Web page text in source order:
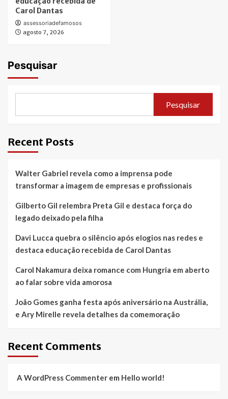
Carol Dantas
assessoriadefamosos
agosto 7, 2026
Pesquisar
Pesquisar
Recent Posts
Walter Gabriel revela como a imprensa pode
transformar a imagem de empresas e profissionais
Gilberto Gil relembra Preta Gil e destaca força do
legado deixado pela filha
Davi Lucca quebra o silêncio após elogios nas redes e
destaca educação recebida de Carol Dantas
Carol Nakamura deixa romance com Hungria em aberto
ao falar sobre vida amorosa
João Gomes ganha festa após aniversário na Austrália,
e Ary Mirelle revela detalhes da comemoração
Recent Comments
A WordPress Commenter em Hello world!